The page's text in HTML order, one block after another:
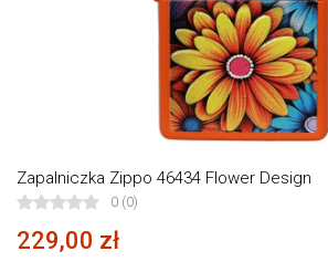
Zapalniczka Zippo 46434 Flower Design
0 (0)
229,00 zł